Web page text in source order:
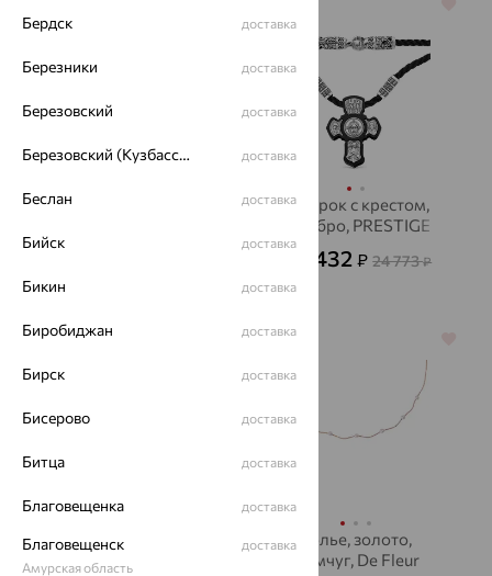
12 343
Шнурок с крестом,
серебро, PRESTIGE
7 432₽ 24 773₽
64%
Колье, золото,
жемчуг, De Fleur
64%
Колье, золото,
жемчуг, De Fleur
Бердск доставка
Березники доставка
Березовский доставка
Березовский (Кузбасс), Берёзовский г/о доставка
Беслан доставка
Бийск доставка
Бикин доставка
Биробиджан доставка
Бирск доставка
Бисерово доставка
Битца доставка
Благовещенка доставка
Благовещенск
Амурская область
доставка